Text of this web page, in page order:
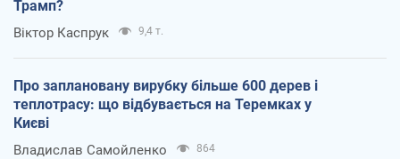
Трамп?
Віктор Каспрук 9,4 т.
Про заплановану вирубку більше 600 дерев і
теплотрасу: що відбувається на Теремках у
Києві
Владислав Самойленко 864